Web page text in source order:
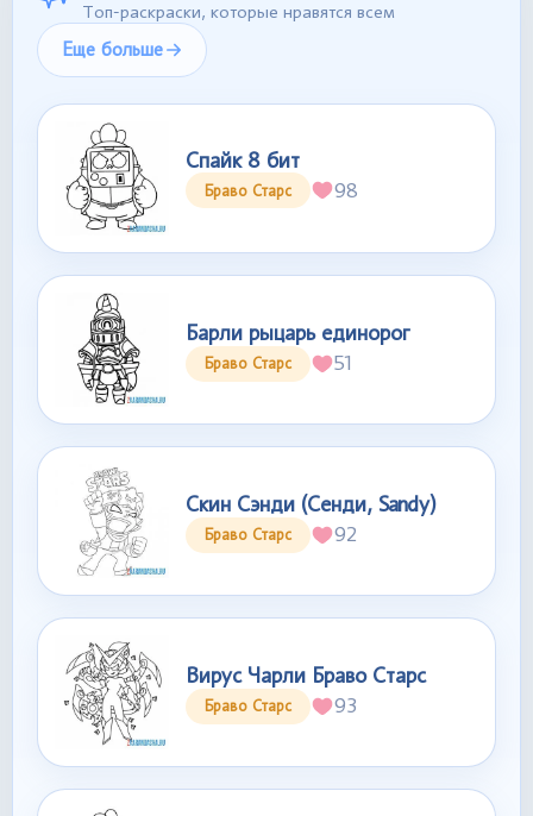
Топ-раскраски, которые нравятся всем
Еще больше
Спайк 8 бит
Браво Старс 98
Барли рыцарь единорог
Браво Старс 51
Скин Сэнди (Сенди, Sandy)
Браво Старс 92
Вирус Чарли Браво Старс
Браво Старс 93